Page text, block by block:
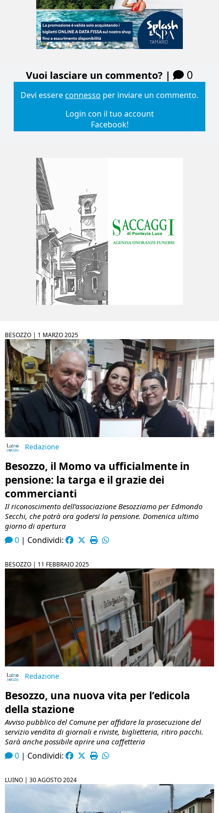
Vuoi lasciare un commento? | 0
Devi essereconnesso per inviare un commento.
Login con il tuo account
Facebook!
BESOZZO | 1 MARZO 2025
Redazione
Besozzo, il Momo va ufficialmente in
pensione: la targa e il grazie dei
commercianti
Il riconoscimento dell’associazione Besozziamo per Edmondo
Secchi, che potrà ora godersi la pensione. Domenica ultimo
giorno di apertura
0 | Condividi:
BESOZZO | 11 FEBBRAIO 2025
Redazione
Besozzo, una nuova vita per l’edicola
della stazione
Avviso pubblico del Comune per affidare la prosecuzione del
servizio vendita di giornali e riviste, biglietteria, ritiro pacchi.
Sarà anche possibile aprire una caffetteria
0 | Condividi:
LUINO | 30 AGOSTO 2024